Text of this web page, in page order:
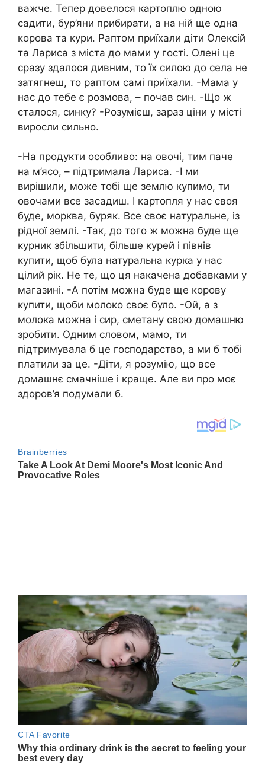
вaжче. Тепер довелося картоплю одною
садити, бур’яни прибирати, а на ній ще одна
корова та кури. Раптом приїхали діти Олексій
та Лариса з міста до мами у гості. Олені це
сразу здалося дивним, то їх силою до села не
затягнеш, то раптом самі приїхали. -Мама у
нас до тебе є розмова, – почав син. -Що ж
сталося, синку? -Розумієш, зараз ціни у місті
виросли сильно.
-На продукти особливо: на овочі, тим паче
на м’ясо, – підтримала Лариса. -І ми
вирішили, може тобі ще землю купимо, ти
овочами все засадиш. І картопля у нас своя
буде, морква, буряк. Все своє натуральне, із
рідної землі. -Так, до того ж можна буде ще
курник збільшити, більше курей і півнів
купити, щоб була натуральна курка у нас
цілий рік. Не те, що ця накачена добавками у
магазині. -А потім можна буде ще корову
купити, щоби молоко своє було. -Ой, а з
молока можна і сир, сметану свою домашню
зробити. Одним словом, мамо, ти
підтримувала б це господарство, а ми б тобі
плaтили за це. -Діти, я розумію, що все
домашнє смачніше і краще. Але ви про моє
здоров’я подумали б.